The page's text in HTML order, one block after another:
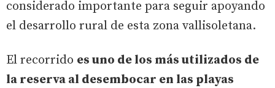
considerado importante para seguir apoyando
el desarrollo rural de esta zona vallisoletana.
El recorrido es uno de los más utilizados de
la reserva al desembocar en las playas